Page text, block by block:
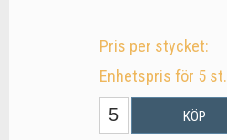
Pris per stycket:
Enhetspris för 5 st.
KÖP